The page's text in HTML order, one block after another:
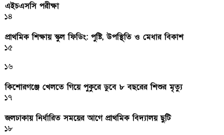
এইচএসসি পরীক্ষা
১৪
প্রাথমিক শিক্ষায় স্কুল ফিডিং: পুষ্টি, উপস্থিতি ও মেধার বিকাশ
১৫
১৬
কিশোরগঞ্জে খেলতে গিয়ে পুকুরে ডুবে ৮ বছরের শিশুর মৃত্যু
১৭
জলঢাকায় নির্ধারিত সময়ের আগে প্রাথমিক বিদ্যালয় ছুটি
১৮